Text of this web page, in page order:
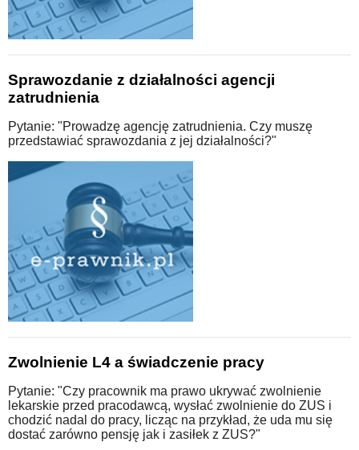
Sprawozdanie z działalności agencji
zatrudnienia
Pytanie: "Prowadzę agencję zatrudnienia. Czy muszę
przedstawiać sprawozdania z jej działalności?"
Zwolnienie L4 a świadczenie pracy
Pytanie: "Czy pracownik ma prawo ukrywać zwolnienie
lekarskie przed pracodawcą, wysłać zwolnienie do ZUS i
chodzić nadal do pracy, licząc na przykład, że uda mu się
dostać zarówno pensję jak i zasiłek z ZUS?"